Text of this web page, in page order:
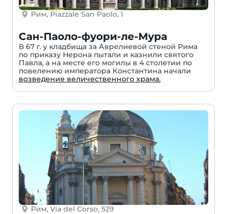
Рим, Piazzale San Paolo, 1
Сан-Паоло-фуори-ле-Мура
В 67 г. у кладбища за Аврелиевой стеной Рима
по приказу Нерона пытали и казнили святого
Павла, а на месте его могилы в 4 столетии по
повелению императора Константина начали
возведение величественного храма.
Рим, Via del Corso, 529